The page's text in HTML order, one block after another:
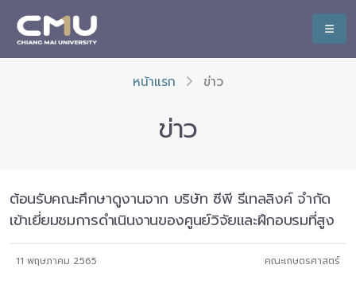
หน้าแรก ข่าว
ข่าว
ต้อนรับคณะศึกษาดูงานจาก บริษัท ซีพี รีเทลลิงค์ จำกัด
เข้าเยี่ยมชมการดำเนินงานของศูนย์วิจัยและฝึกอบรมที่สูง
11 พฤษภาคม 2565 คณะเกษตรศาสตร์